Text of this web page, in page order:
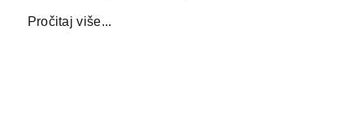
Pročitaj više...